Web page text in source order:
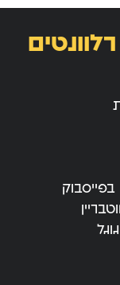
בפייסבוק